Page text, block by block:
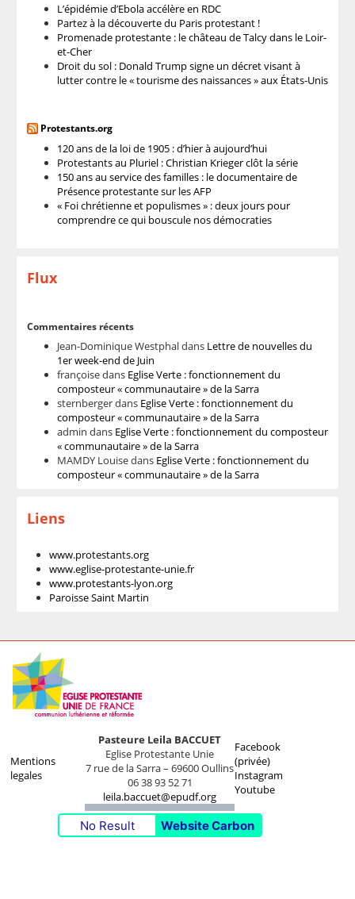
L’épidémie d’Ebola accélère en RDC
Partez à la découverte du Paris protestant !
Promenade protestante : le château de Talcy dans le Loir-
et-Cher
Droit du sol : Donald Trump signe un décret visant à
lutter contre le « tourisme des naissances » aux États-Unis
Protestants.org
120 ans de la loi de 1905 : d’hier à aujourd’hui
Protestants au Pluriel : Christian Krieger clôt la série
150 ans au service des familles : le documentaire de
Présence protestante sur les AFP
« Foi chrétienne et populismes » : deux jours pour
comprendre ce qui bouscule nos démocraties
Flux
Commentaires récents
Jean-Dominique Westphaldans Lettre de nouvelles du
1er week-end de Juin
françoisedans Eglise Verte : fonctionnement du
composteur « communautaire » de la Sarra
sternbergerdans Eglise Verte : fonctionnement du
composteur « communautaire » de la Sarra
admin dans Eglise Verte : fonctionnement du composteur
« communautaire » de la Sarra
MAMDY Louisedans Eglise Verte : fonctionnement du
composteur « communautaire » de la Sarra
Liens
www.protestants.org
www.eglise-protestante-unie.fr
www.protestants-lyon.org
Paroisse Saint Martin
Mentions
legales
Pasteure Leila BACCUET
Eglise Protestante Unie
7 rue de la Sarra – 69600 Oullins
06 38 93 52 71
leila.baccuet@epudf.org
Facebook
(privée)
Instagram
Youtube
No Result Website Carbon